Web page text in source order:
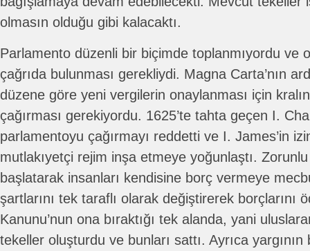
olmasın olduğu gibi kalacaktı.
Parlamento düzenli bir biçimde toplanmıyordu ve
çağrıda bulunması gerekliydi. Magna Carta’nın
düzene göre yeni vergilerin onaylanması için
çağırması gerekiyordu. 1625’te tahta geçen I.
parlamentoyu çağırmayı reddetti ve I. James’in
mutlakıyetçi rejim inşa etmeye yoğunlaştı.
başlatarak insanları kendisine borç vermeye
şartlarını tek taraflı olarak değiştirerek borçlarını
Kanunu’nun ona bıraktığı tek alanda, yani
tekeller oluşturdu ve bunları sattı. Ayrıca yargının